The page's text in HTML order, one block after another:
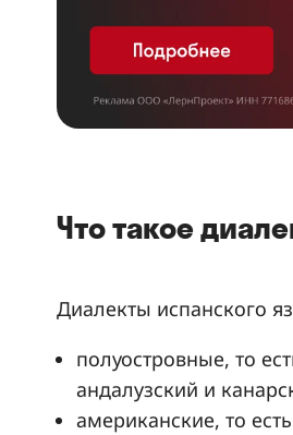
Что такое
Диалекты испанского
полуостровные, то
андалузский и
американские, то